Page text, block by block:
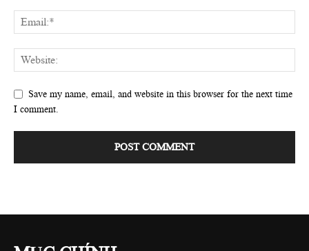
Save my name, email, and website in this browser for the next time
I comment.